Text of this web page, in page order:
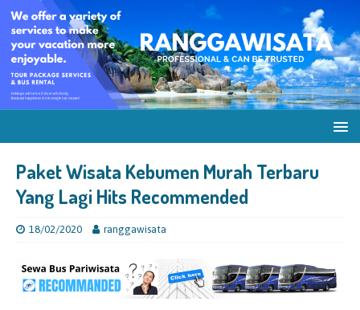
Paket Wisata Kebumen Murah Terbaru
Yang Lagi Hits Recommended
18/02/2020 ranggawisata